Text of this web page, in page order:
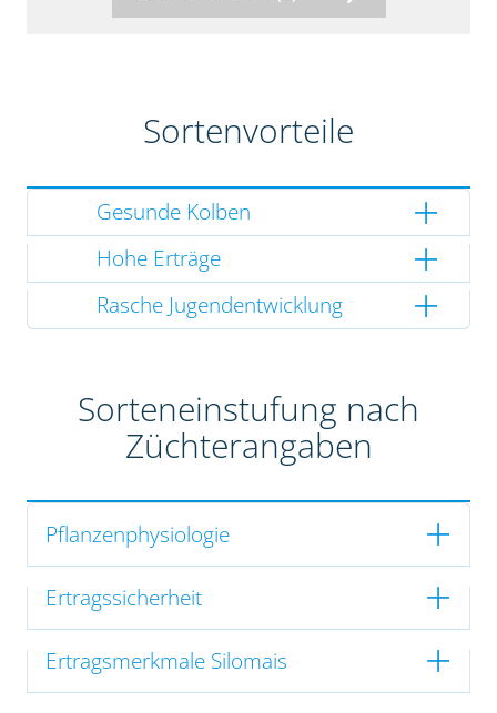
Sortenvorteile
Gesunde Kolben
Hohe Erträge
Rasche Jugendentwicklung
Sorteneinstufung nach
Züchterangaben
Pflanzenphysiologie
Ertragssicherheit
Ertragsmerkmale Silomais